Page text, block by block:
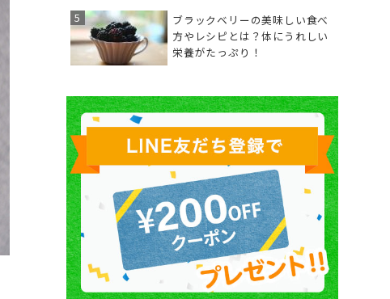
ブラックベリーの美味しい食べ
方やレシピとは？体にうれしい
栄養がたっぷり！